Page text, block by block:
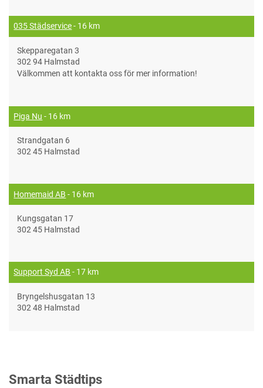
035 Städservice- 16 km
Skepparegatan 3
302 94 Halmstad
Välkommen att kontakta oss för mer information!
Piga Nu - 16 km
Strandgatan 6
302 45 Halmstad
Homemaid AB - 16 km
Kungsgatan 17
302 45 Halmstad
Support Syd AB - 17 km
Bryngelshusgatan 13
302 48 Halmstad
Smarta Städtips